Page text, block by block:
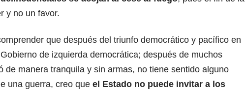
y no un favor.
que después del triunfo democrático y pacífico en
de izquierda democrática; después de muchos
de manera tranquila y sin armas, no tiene sentido alguno
una guerra, creo que el Estado no puede invitar a los